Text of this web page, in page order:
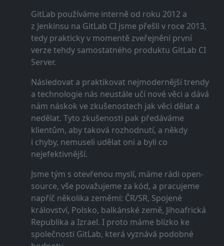
GitLab používáme interně od roku 2012 a
z Jenkinsu na GitLab CI jsme přešli v roce 2013,
tedy prakticky v momentě zveřejnění první
verze tehdy samostatného produktu GitLab CI
Server.
Následovat a praktikovat nejmodernější trendy
a technologie nás neustále učí nové věci a dává
nám náskok ve zkušenostech jak věci dělat a
nedělat. Tyto zkušenosti pak předáváme
klientům, aby taková rozhodnutí, a někdy
i chyby, nemuseli udělat oni a byli co
nejefektivnější.
Jsme tým s otevřenou myslí, máme rádi open-
source, vše považujeme za kód, a pracujeme
napříč několika zeměmi: ČR/SR, Spojené
království, Polsko, balkánské země, Jihoafrická
Republika a Izrael. I proto máme blízko ke
společnosti GitLab, která vyznává podobné